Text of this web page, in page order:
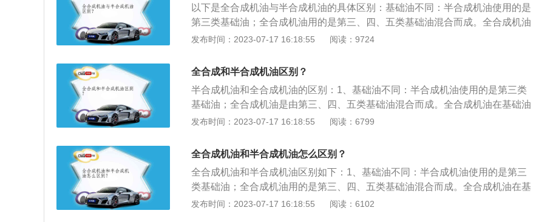
油的性能来的更加卓越，如果你的车辆是豪华品牌或者你对你的爱车比较舍得花
钱，可以选用全合成机油；另一方面，如果你的车属于常见的经济型轿车，同时
合成机油不是适用于任何车辆，有一定时间的老车建议使用半合成机油。因为老
度的半合成机油就更合适。
达到保护引擎的目的，而半合成机油使用要求相对较高；4、使用车况不同：半
合成机油更加使用经济性小排量平顺驾驶的车型，全合成机油能够在各种严酷恶
劣的条件下，或者追求养护发动机使用；5、使用添加剂不同：全合成机油使用
剂TBN含量低，机油保养周期缩短，会产生硫化盐灰；6、稳定性不同：优质基
础油和优良添加剂造成全合成机油，所以全合成机油波动性更小、更稳定、摩擦
力更小、机油粘度不随温度改变而改变；而半合成机油稳定性较弱；7、成本和
机油对发动机的保护更好。
以下是全合成机油与半合成机油的具体区别：基础油不同：半合成机油使用的是
第三类基础油；全合成机油用的是第三、四、五类基础油混合而成。全合成机油
在基础油的选择上要比半合成机油高一个级别。更换周期不同：半合成机油在使
公里更换一次。使用温度不同：全合成机油使用温度更广，在相同的工作环境
里，全合成油用较低的黏度就可以达到保护引擎的作用，而半合成机油使用要求
相对较高。
发布时间：2023-07-17 16:18:55 阅读：9724
全合成和半合成机油区别？
半合成机油和全合成机油的区别：1、基础油不同：半合成机油使用的是第三类
基础油；全合成机油是由第三、四、五类基础油混合而成。全合成机油在基础油
的选择上要比半合成机油高一个级别，它对发动机的保护和清洁发动机内部的效
的工作环境里，全合成机油用较低的黏度就可以达到保护引擎的目的，而半合成
机油使用要求相对较高。3、适用车况不同：半合成机油使用在经济性小排量平
顺驾驶的车型；全合成机油能够在各种严酷恶劣的条件下使用，耐高温和抗低温
性能好。全合成机油多运用于发动机性能更优秀的汽车。4、使用添加剂的不
同：全合成机油使用的添加剂TBN含量高，使得机油寿命越长，清洁发动机；半
发布时间：2023-07-17 16:18:55 阅读：6799
全合成机油和半合成机油怎么区别？
全合成机油和半合成机油区别如下：1、基础油不同：半合成机油使用的是第三
类基础油；全合成机油用的是第三、四、五类基础油混合而成。全合成机油在基
础油的选择上要比半合成机油高一个级别。全合成的机油对发动机的降温能力和
发布时间：2023-07-17 16:18:55 阅读：6102